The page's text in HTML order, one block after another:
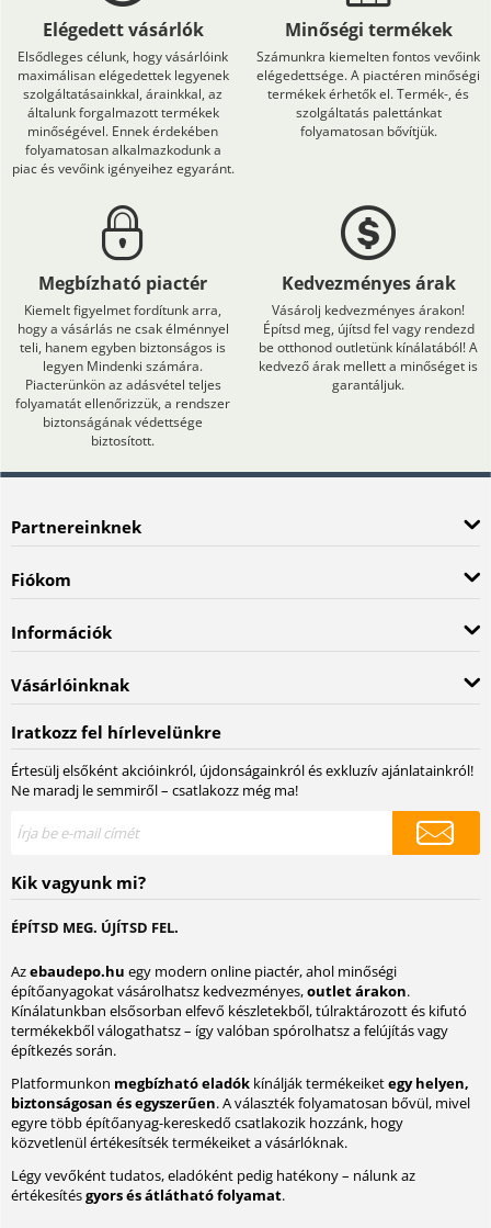
Elégedett vásárlók
Elsődleges célunk, hogy vásárlóink
maximálisan elégedettek legyenek
szolgáltatásainkkal, árainkkal, az
általunk forgalmazott termékek
minőségével. Ennek érdekében
folyamatosan alkalmazkodunk a
piac és vevőink igényeihez egyaránt.
Minőségi termékek
Számunkra kiemelten fontos vevőink
elégedettsége. A piactéren minőségi
termékek érhetők el. Termék-, és
szolgáltatás palettánkat
folyamatosan bővítjük.
Megbízható piactér
Kiemelt figyelmet fordítunk arra,
hogy a vásárlás ne csak élménnyel
teli, hanem egyben biztonságos is
legyen Mindenki számára.
Piacterünkön az adásvétel teljes
folyamatát ellenőrizzük, a rendszer
biztonságának védettsége
biztosított.
Kedvezményes árak
Vásárolj kedvezményes árakon!
Építsd meg, újítsd fel vagy rendezd
be otthonod outletünk kínálatából! A
kedvező árak mellett a minőséget is
garantáljuk.
Partnereinknek
Fiókom
Információk
Vásárlóinknak
Iratkozz fel hírlevelünkre
Értesülj elsőként akcióinkról, újdonságainkról és exkluzív ajánlatainkról!
Ne maradj le semmiről – csatlakozz még ma!
Kik vagyunk mi?
ÉPÍTSD MEG. ÚJÍTSD FEL.
Azebaudepo.hu egy modern online piactér, ahol minőségi
építőanyagokat vásárolhatsz kedvezményes,outlet árakon.
Kínálatunkban elsősorban elfevő készletekből, túlraktározott és kifutó
termékekből válogathatsz – így valóban spórolhatsz a felújítás vagy
építkezés során.
Platformunkon megbízható eladók kínálják termékeiketegy helyen,
biztonságosan és egyszerűen. A választék folyamatosan bővül, mivel
egyre több építőanyag-kereskedő csatlakozik hozzánk, hogy
közvetlenül értékesítsék termékeiket a vásárlóknak.
Légy vevőként tudatos, eladóként pedig hatékony – nálunk az
értékesítésgyors és átlátható folyamat.